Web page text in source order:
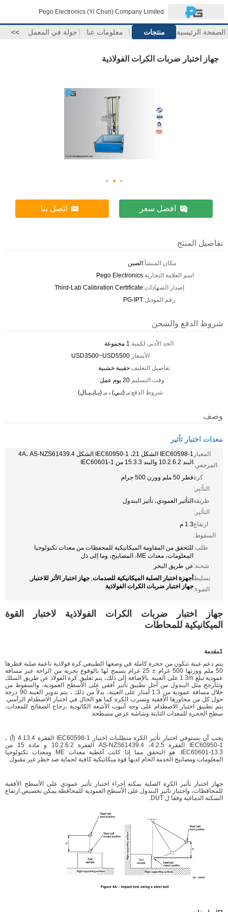
Pego Electronics (Yi Chun) Company Limited
الصفحة الرئيسية منتجات معلومات عنا جولة في المعمل >>
جهاز اختبار ضربات الكرات الفولاذية
افضل سعر اتصل بنا
تفاصيل المنتج
مكان المنشأ:الصين
اسم العلامة التجارية:Pego Electronics
إصدار الشهادات:Third-Lab Calibration Certificate
رقم الموديل:PG-IPT
شروط الدفع والشحن
الحد الأدنى لكمية:1 مجموعة
الأسعار:USD3500~USD5500
تفاصيل التغليف:حقيبة خشبية
وقت التسليم:20 يوم عمل
شروط الدفع:بـ (تـي) ، بـ (بـايـبـال)
وصف
معدات اختبار تأثير
المعيار
المرجعي:
IEC60598-1 الشكل 21، IEC60950-1 الشكل 4A، AS-NZS61439.4
البند 10.2.6.2 والبند 15.3.3 من IEC60601-1
كرة
التأثير:
قطر 50 ملم ووزن 500 جرام
طريقة
التأثير:
التأثير العمودي، تأثير البندول
ارتفاع
السقوط:
1.3 م
طلب:للتحقق من المقاومة الميكانيكية للمحفظات من معدات تكنولوجيا
المعلومات، معدات ME، المصابيح، وما إلى ذل
شحنة:عن طريق البحر
تسليط
الضوء:
أجهزة اختبار الصلبة الميكانيكية للصدمات, جهاز اختبار الأثر للاختبار ,
جهاز اختبار ضربات الكرات الفولاذية
جهاز اختبار ضربات الكرات الفولاذية لاختبار القوة
الميكانيكية للمحاطات
1مقدمة
يتم دعم عينة تتكون من حجرة كاملة في وضعها الطبيعي.كرة فولاذية ناعمة صلبة قطرها
50 ملم ووزنها 500 غرام ± 25 غرام يسمح لها بالوقوع بحرية من الراحة عبر مسافة
عمودية تبلغ 1.3m على العينة. بالإضافة إلى ذلك، يتم تعليق كرة الفولاذ عن طريق السلك
وتتأرجح مثل البندول من أجل تطبيق تأثير أفقي على الأسطح العمودية، والسقوط من
خلال مسافة عمودية من 1.3 أمتار على العينة، بدلاً من ذلك ، يتم تدوير العينة 90 درجة
حول كل من محاورها الأفقية وتسرب الكرة كما هو الحال في اختبار الاصطدام الرأسي.
يتم تطبيق اختبار الاصطدام على وجه أنبوب الأشعة الكاثودية ،زجاج الصفائح للمعدات،
سطح الحجرة للمعدات الثابتة وشاشة عرض مسطحة.
يجب أن يستوفي اختبار تأثير الكرة متطلبات اختبار IEC60598-1 الفقرة 4.13.4 (أ) ،
IEC60950-1 الفقرة 4.2.5، AS-NZS61439.4 الفقرة 10.2.6.2 و مادة 15 من
IEC60601-13.3. هو التحقق مما إذا كانت أغطية معدات ME ومعدات تكنولوجيا
المعلومات ومصابيح الخدمة الخام لديها قوة ميكانيكية كافية لحماية ضد خطر غير مقبول.
جهاز اختبار تأثير الكرة الصلبة يمكنه إجراء اختبار تأثير عمودي على الأسطح الأفقية
للمحافظات، واختبار تأثير البندول على الأسطح العمودية للمحافظة.يمكن تخصيص ارتفاع
السكتة الدماغية وفقا ل DUT.